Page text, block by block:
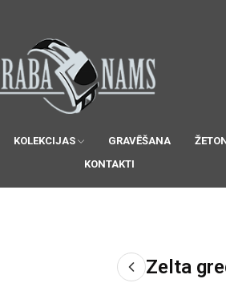
KOLEKCIJAS GRAVĒŠANA
KONTAKTI
Zelta